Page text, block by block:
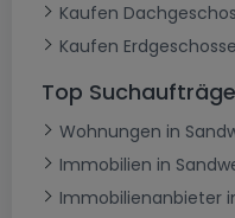
Kaufen
Kaufen
Top Suchaufträge
Wohnungen in
Immobilien in
Immobilienanbieter